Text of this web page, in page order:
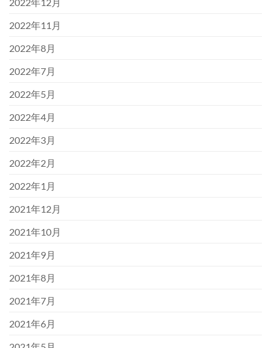
2022年11月
2022年8月
2022年7月
2022年5月
2022年4月
2022年3月
2022年2月
2022年1月
2021年12月
2021年10月
2021年9月
2021年8月
2021年7月
2021年6月